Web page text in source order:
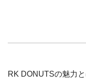
RK DONUTSの魅力